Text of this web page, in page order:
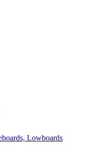
Lowboards